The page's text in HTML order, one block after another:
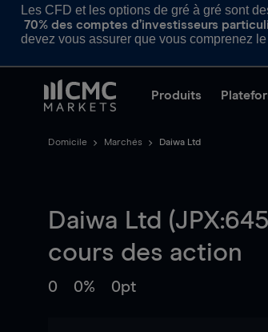
Les CFD et les options de gré à gré sont
70% des comptes d’investisseurs
devez vous assurer que vous comprenez
Produits
Domicile Marchés Daiwa Ltd
Daiwa Ltd
cours des action
0 0% 0pt